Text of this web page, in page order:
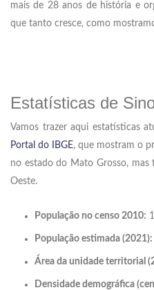
mais de 28 anos de história e
que tanto cresce, como
Estatísticas de
Vamos trazer aqui estatísticas
Portal do IBGE, que mostram o
no estado do Mato Grosso,
Oeste.
População no censo 2010:
População estimada (2021):
Área da unidade territorial
Densidade demográfica